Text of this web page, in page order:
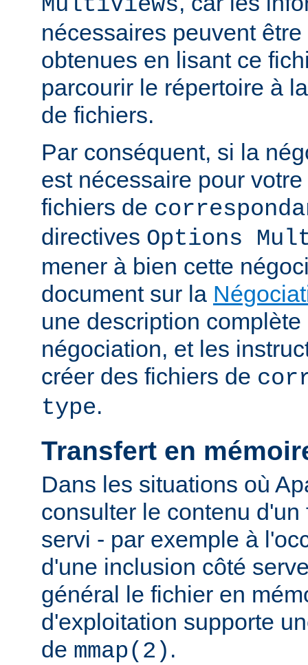
nécessaires peuvent
obtenues en lisant ce
parcourir le répertoire à
de fichiers.
Par conséquent, si la
est nécessaire pour
fichiers de
directives Options
mener à bien cette
document sur la
une description
négociation, et les
créer des fichiers de
type.
Transfert en
Dans les situations où
consulter le contenu
servi - par exemple à
d'une inclusion côté
général le fichier en
d'exploitation supporte
de mmap(2) .